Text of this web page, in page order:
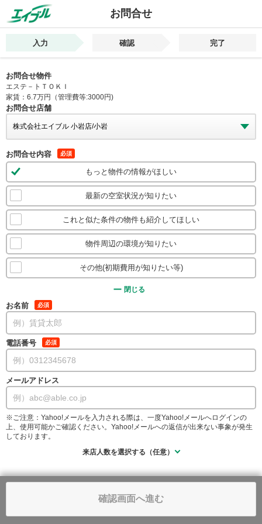
お問合せ
入力 確認 完了
お問合せ物件
エステ－トＴＯＫＩ
家賃：6.7万円（管理費等:3000円)
お問合せ店舗
お問合せ内容 必須
もっと物件の情報がほしい
最新の空室状況が知りたい
これと似た条件の物件も紹介してほしい
物件周辺の環境が知りたい
その他(初期費用が知りたい等)
閉じる
お名前 必須
電話番号 必須
メールアドレス
※ご注意：Yahoo!メールを入力される際は、一度Yahoo!メールへログインの
上、使用可能かご確認ください。Yahoo!メールへの返信が出来ない事象が発生
しております。
来店人数を選択する（任意）
確認画面へ進む